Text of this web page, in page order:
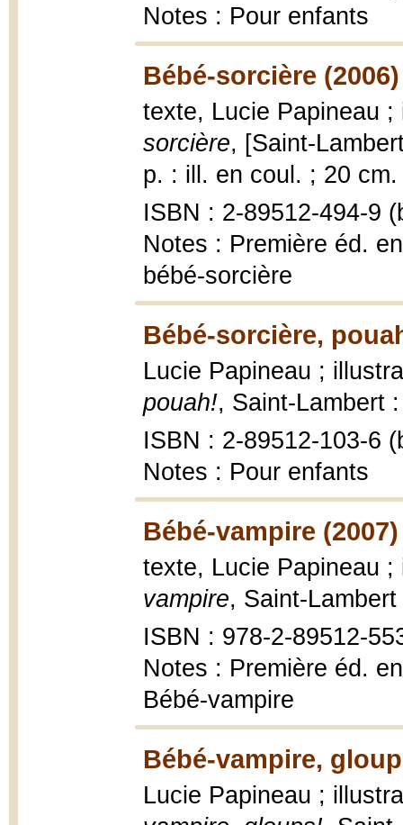
Notes : Pour enfants
Bébé-sorcière (2006)
texte, Lucie Papineau
sorcière, [Saint-
p. : ill. en coul. ; 20 cm.
ISBN : 2-89512-494-9
Notes : Première éd.
bébé-sorcière
Bébé-sorcière,
Lucie Papineau ;
pouah!, Saint-Lambert
ISBN : 2-89512-103-6
Notes : Pour enfants
Bébé-vampire (2007)
texte, Lucie Papineau
vampire, Saint-
ISBN : 978-2-89512-
Notes : Première éd.
Bébé-vampire
Bébé-vampire,
Lucie Papineau ;